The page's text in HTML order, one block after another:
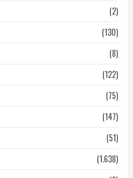
(2)
(130)
(8)
(122)
(75)
(147)
(51)
(1.638)